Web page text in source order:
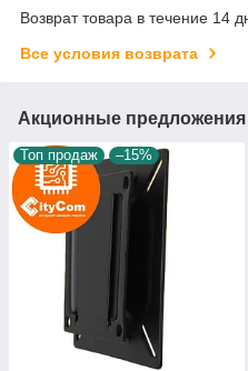
Возврат товара в течение 14
Все условия возврата
Акционные предложения
Топ продаж –15%